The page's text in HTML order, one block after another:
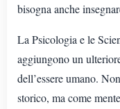
bisogna anche
La Psicologia e le
aggiungono un
dell’essere umano.
storico, ma come